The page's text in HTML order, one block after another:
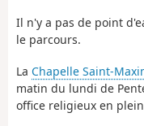
Il n'y a pas de point
le parcours.
La Chapelle Saint-
matin du lundi de
office religieux en